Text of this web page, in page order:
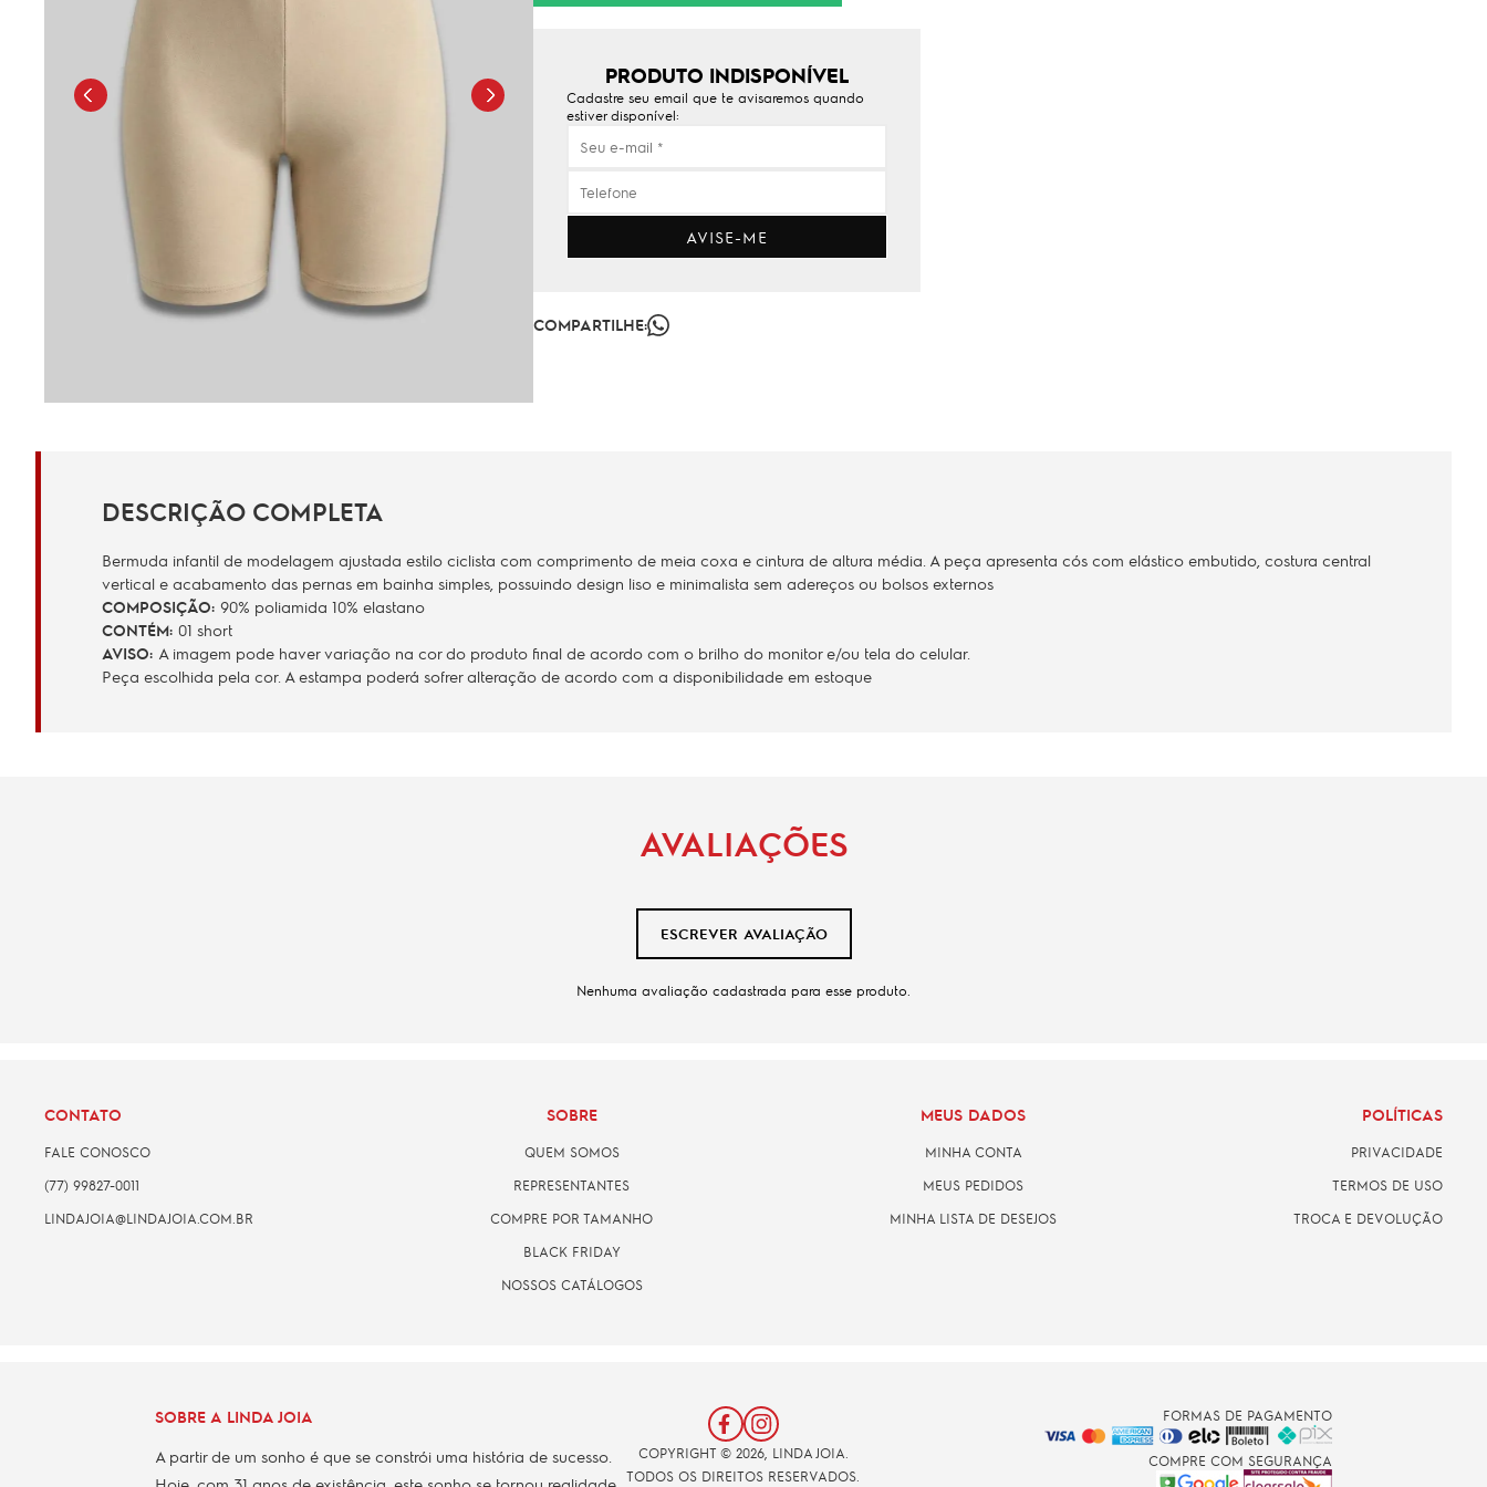
PRODUTO INDISPONÍVEL
Cadastre seu email que te avisaremos quando
estiver disponível:
AVISE-ME
COMPARTILHE:
DESCRIÇÃO COMPLETA
Bermuda infantil de modelagem ajustada estilo ciclista com comprimento de meia coxa e cintura de altura média. A peça apresenta cós com elástico embutido, costura central
vertical e acabamento das pernas em bainha simples, possuindo design liso e minimalista sem adereços ou bolsos externos
COMPOSIÇÃO: 90% poliamida 10% elastano
CONTÉM: 01 short
AVISO: A imagem pode haver variação na cor do produto final de acordo com o brilho do monitor e/ou tela do celular.
Peça escolhida pela cor. A estampa poderá sofrer alteração de acordo com a disponibilidade em estoque
AVALIAÇÕES
ESCREVER AVALIAÇÃO
Nenhuma avaliação cadastrada para esse produto.
CONTATO
FALE CONOSCO
(77) 99827-0011
LINDAJOIA@LINDAJOIA.COM.BR
SOBRE
QUEM SOMOS
REPRESENTANTES
COMPRE POR TAMANHO
BLACK FRIDAY
NOSSOS CATÁLOGOS
MEUS DADOS
MINHA CONTA
MEUS PEDIDOS
MINHA LISTA DE DESEJOS
POLÍTICAS
PRIVACIDADE
TERMOS DE USO
TROCA E DEVOLUÇÃO
SOBRE A LINDA JOIA
A partir de um sonho é que se constrói uma história de sucesso.
COPYRIGHT © 2026, LINDA JOIA.
TODOS OS DIREITOS RESERVADOS.
FORMAS DE PAGAMENTO
COMPRE COM SEGURANÇA